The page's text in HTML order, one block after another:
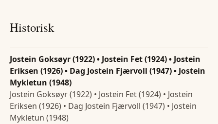
Historisk
Jostein Goksøyr (1922) • Jostein Fet (1924) • Jostein
Eriksen (1926) • Dag Jostein Fjærvoll (1947) • Jostein
Mykletun (1948)
Jostein Goksøyr (1922) • Jostein Fet (1924) • Jostein
Eriksen (1926) • Dag Jostein Fjærvoll (1947) • Jostein
Mykletun (1948)